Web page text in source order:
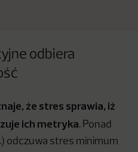
odbiera
że stres sprawia, iż
ich metryka. Ponad
odczuwa stres minimum